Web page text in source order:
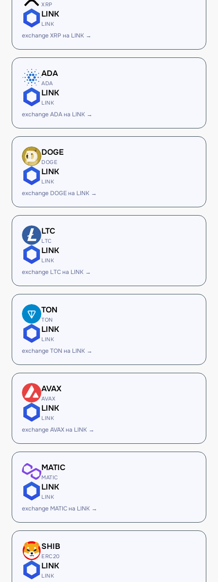
XRP
LINK
LINK
exchange XRP на LINK →
ADA
ADA
LINK
LINK
exchange ADA на LINK →
DOGE
DOGE
LINK
LINK
exchange DOGE на LINK →
LTC
LTC
LINK
LINK
exchange LTC на LINK →
TON
TON
LINK
LINK
exchange TON на LINK →
AVAX
AVAX
LINK
LINK
exchange AVAX на LINK →
MATIC
MATIC
LINK
LINK
exchange MATIC на LINK →
SHIB
ERC20
LINK
LINK